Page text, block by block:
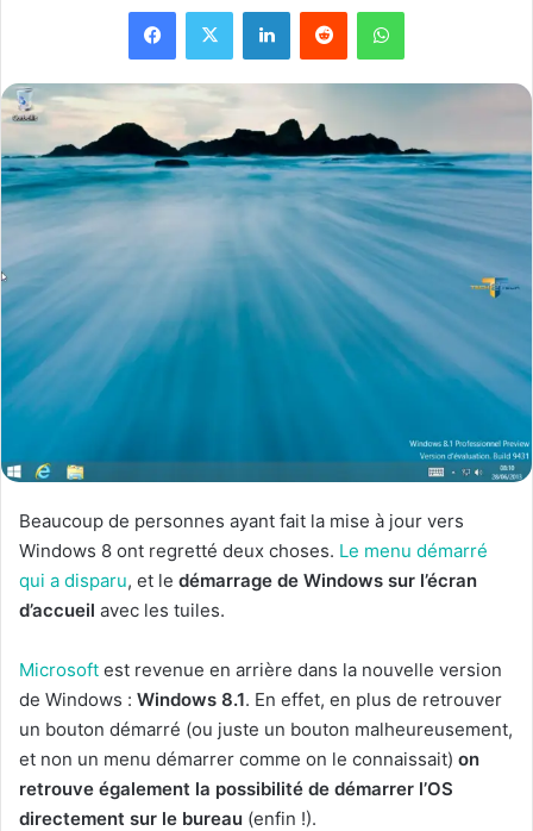
Beaucoup de personnes ayant fait la mise à jour vers
Windows 8 ont regretté deux choses. Le menu démarré
qui a disparu, et le démarrage de Windows sur l’écran
d’accueil avec les tuiles.
Microsoft est revenue en arrière dans la nouvelle version
de Windows : Windows 8.1. En effet, en plus de retrouver
un bouton démarré (ou juste un bouton malheureusement,
et non un menu démarrer comme on le connaissait) on
retrouve également la possibilité de démarrer l’OS
directement sur le bureau (enfin !).